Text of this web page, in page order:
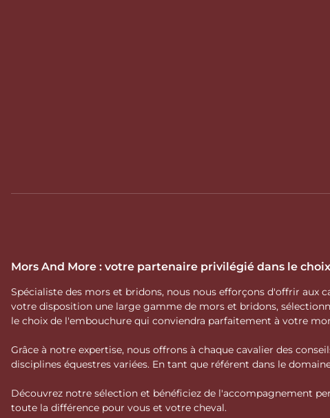
Mors And More : votre partenaire privilégié dans le
Spécialiste des mors et bridons, nous nous efforçons d'offrir aux
votre disposition une large gamme de mors et bridons,
le choix de l'embouchure qui conviendra parfaitement à votre
Grâce à notre expertise, nous offrons à chaque cavalier des
disciplines équestres variées. En tant que référent dans le
Découvrez notre sélection et bénéficiez de l'accompagnement
toute la différence pour vous et votre cheval.